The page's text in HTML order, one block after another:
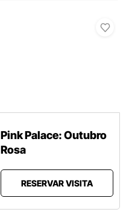
Pink Palace: Outubro
Rosa
RESERVAR VISITA